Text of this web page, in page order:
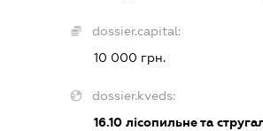
dossier.capital:
10 000 грн.
dossier.kveds:
16.10лісопильне та